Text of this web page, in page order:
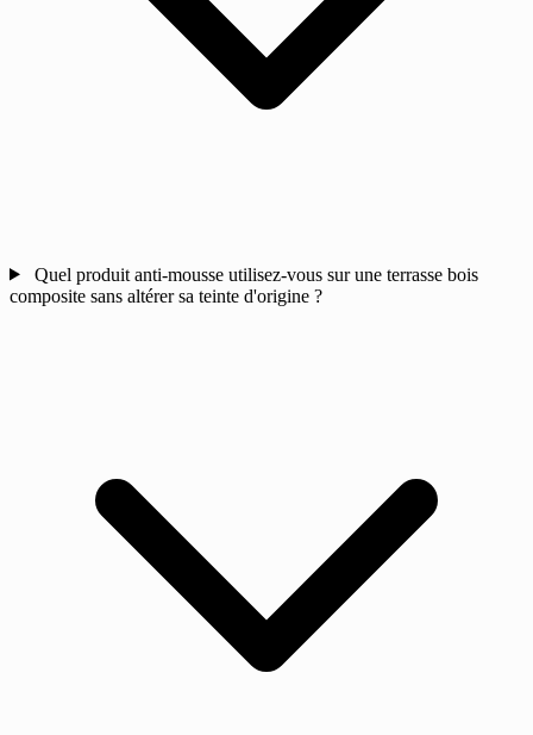
Quel produit anti-mousse utilisez-vous sur une terrasse bois
composite sans altérer sa teinte d'origine ?